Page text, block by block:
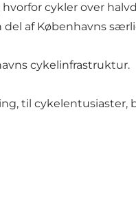
cykler over
af Københavns
cykelinfrastruktur.
til cykelentusiaster,